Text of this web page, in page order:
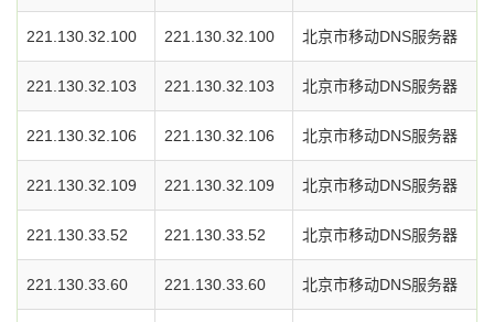
221.130.32.100 221.130.32.100 北京市移动DNS服务器
221.130.32.103 221.130.32.103 北京市移动DNS服务器
221.130.32.106 221.130.32.106 北京市移动DNS服务器
221.130.32.109 221.130.32.109 北京市移动DNS服务器
221.130.33.52 221.130.33.52 北京市移动DNS服务器
221.130.33.60 221.130.33.60 北京市移动DNS服务器